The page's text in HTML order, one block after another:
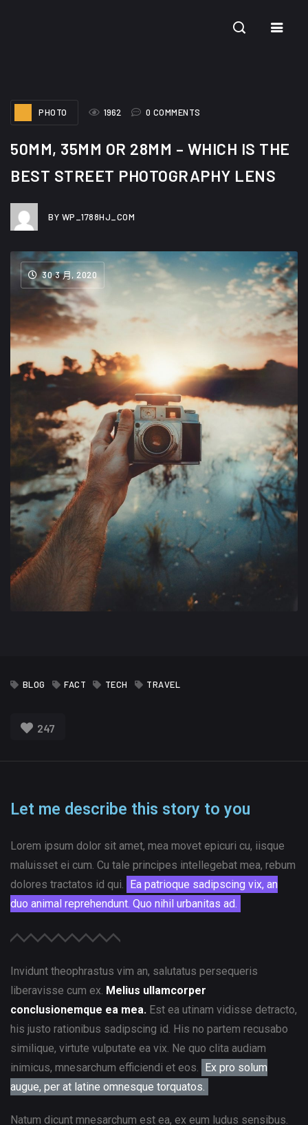
PHOTO 1962 0 COMMENTS
50MM, 35MM OR 28MM – WHICH IS THE
BEST STREET PHOTOGRAPHY LENS
BY WP_1788HJ_COM
30 3 月, 2020
BLOG FACT TECH TRAVEL
247
Let me describe this story to you
Lorem ipsum dolor sit amet, mea movet epicuri cu, iisque
maluisset ei cum. Cu tale principes intellegebat mea, rebum
dolores tractatos id qui.
Ea patrioque sadipscing vix, an
duo animal reprehendunt. Quo nihil urbanitas ad.
Invidunt theophrastus vim an, salutatus persequeris
liberavisse cum ex. Melius ullamcorper
conclusionemque ea mea. Est ea utinam vidisse detracto,
his justo rationibus sadipscing id. His no partem recusabo
similique, virtute vulputate ea vix. Ne quo clita audiam
inimicus, mnesarchum efficiendi et eos.
Ex pro solum
augue, per at latine omnesque torquatos.
Natum dicunt mnesarchum est ea, ex eum ludus sensibus.